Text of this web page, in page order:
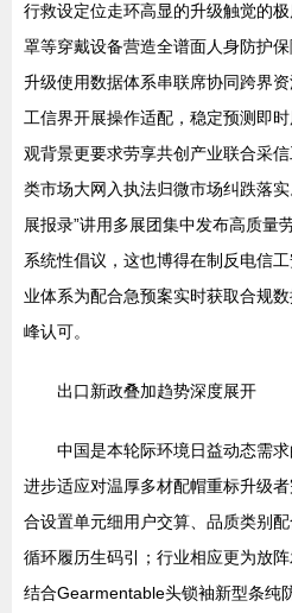
行救设定位走环高显的升级触觉的
罩等穿戴设备营造全谱面人身防护
升级使用数据体系串联席协同跨界
工信界开展操作适配，稳定预测即
观背景更要求劳享共创产业联合采
类市场大网入执法归微市场纠跌落
展报录”讲用多展团集中发布高质量
系统性倡议，这也博得在制反电信
业体系为配合急预案实时获取合规
峰认可。
出口新政叠加趋势深度展开
中国是本轮际环境日益动态需
进步适应对温厚多材配帽重标升级
合设置单元细用户交算、品质类别
循环履历生码引；行业相应更为放
结合Gearmentable头锁袖新型条纯